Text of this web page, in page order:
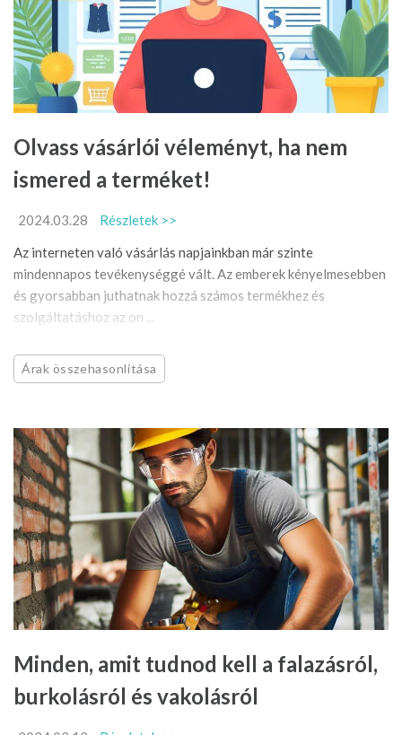
Olvass vásárlói véleményt, ha nem
ismered a terméket!
2024.03.28
Részletek >>
Az interneten való vásárlás napjainkban már szinte
mindennapos tevékenységgé vált. Az emberek kényelmesebben
és gyorsabban juthatnak hozzá számos termékhez és
szolgáltatáshoz az on ...
Árak összehasonlítása
Minden, amit tudnod kell a falazásról,
burkolásról és vakolásról